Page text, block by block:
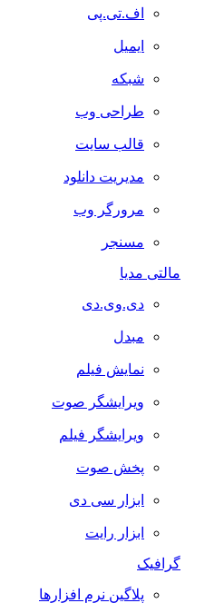
اف.تی.پی
ایمیل
شبکه
طراحی وب
قالب سایت
مدیریت دانلود
مرورگر وب
مسنجر
مالتی مدیا
دی.وی.دی
مبدل
نمایش فیلم
ویرایشگر صوت
ویرایشگر فیلم
پخش صوت
ابزار سی دی
ابزار رایت
گرافیک
پلاگین نرم افزارها